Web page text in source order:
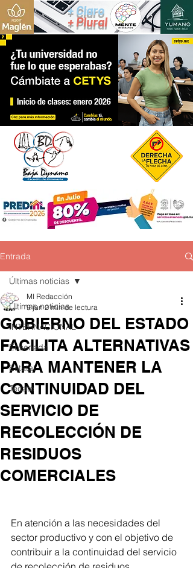
+ Claro
+ Plural
Entrada
Últimas noticias
INTERNACIONAL
Ensenada
Estatal
Tecate
Últimas noticias
GOBIERNO DEL ESTADO
FACILITA ALTERNATIVAS
PARA MANTENER LA
CONTINUIDAD DEL
SERVICIO DE
RECOLECCIÓN DE
RESIDUOS
COMERCIALES
MI Redacción
9 jun 2 min de lectura
En atención a las necesidades del
sector productivo y con el objetivo de
contribuir a la continuidad del servicio